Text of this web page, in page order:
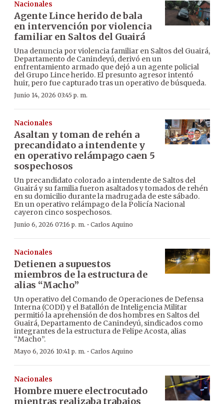
Nacionales
Agente Lince herido de bala
en intervención por violencia
familiar en Saltos del Guairá
Una denuncia por violencia familiar en Saltos del Guairá,
Departamento de Canindeyú, derivó en un
enfrentamiento armado que dejó a un agente policial
del Grupo Lince herido. El presunto agresor intentó
huir, pero fue capturado tras un operativo de búsqueda.
Junio 14, 2026 03:45 p. m.
Nacionales
Asaltan y toman de rehén a
precandidato a intendente y
en operativo relámpago caen 5
sospechosos
Un precandidato colorado a intendente de Saltos del
Guairá y su familia fueron asaltados y tomados de rehén
en su domicilio durante la madrugada de este sábado.
En un operativo relámpago de la Policía Nacional
cayeron cinco sospechosos.
Junio 6, 2026 07:16 p. m. · Carlos Aquino
Nacionales
Detienen a supuestos
miembros de la estructura de
alias “Macho”
Un operativo del Comando de Operaciones de Defensa
Interna (CODI) y el Batallón de Inteligencia Militar
permitió la aprehensión de dos hombres en Saltos del
Guairá, Departamento de Canindeyú, sindicados como
integrantes de la estructura de Felipe Acosta, alias
“Macho”.
Mayo 6, 2026 10:41 p. m. · Carlos Aquino
Nacionales
Hombre muere electrocutado
mientras realizaba trabajos